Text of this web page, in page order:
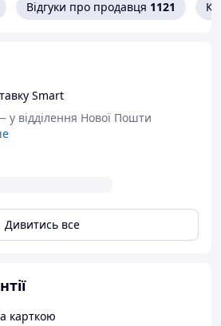
Відгуки про продавця 1121
Smart
у відділення Нової Пошти
Дивитись все
карткою